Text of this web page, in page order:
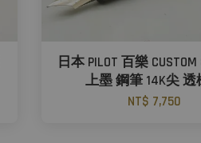
日本 PILOT 百樂
上墨 鋼筆 14K尖 透
NT$ 7,750